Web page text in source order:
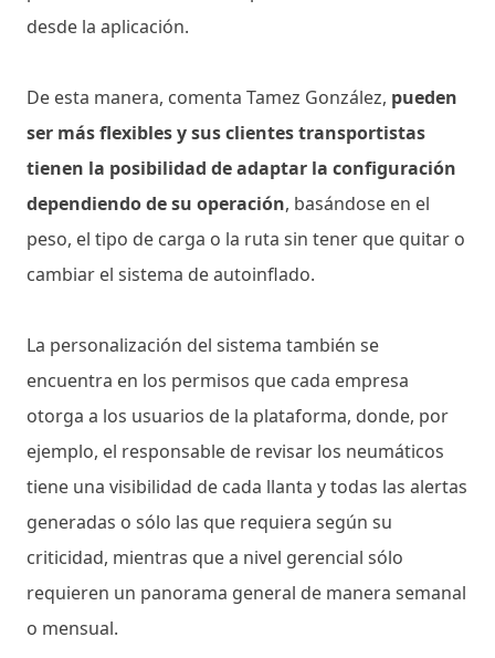
desde la aplicación.
De esta manera, comenta Tamez González, pueden
ser más flexibles y sus clientes transportistas
tienen la posibilidad de adaptar la configuración
dependiendo de su operación, basándose en el
peso, el tipo de carga o la ruta sin tener que quitar o
cambiar el sistema de autoinflado.
La personalización del sistema también se
encuentra en los permisos que cada empresa
otorga a los usuarios de la plataforma, donde, por
ejemplo, el responsable de revisar los neumáticos
tiene una visibilidad de cada llanta y todas las alertas
generadas o sólo las que requiera según su
criticidad, mientras que a nivel gerencial sólo
requieren un panorama general de manera semanal
o mensual.